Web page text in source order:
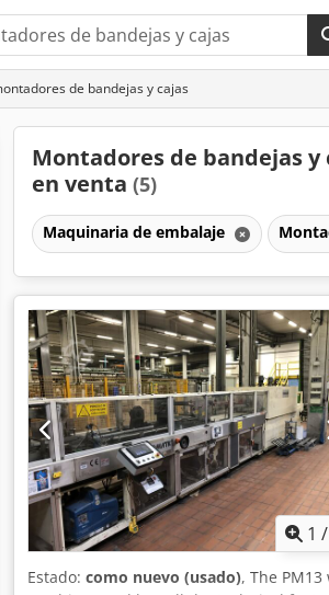
de bandejas y cajas
Montadores de bandejas y
en venta (5)
Maquinaria de embalaje
1 /
Estado: como nuevo (usado), The